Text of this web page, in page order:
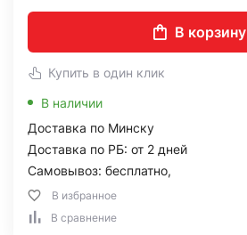
В корзину
Купить в один клик
В наличии
Доставка по Минску
Доставка по РБ: от 2 дней
Самовывоз: бесплатно,
В избранное
В сравнение